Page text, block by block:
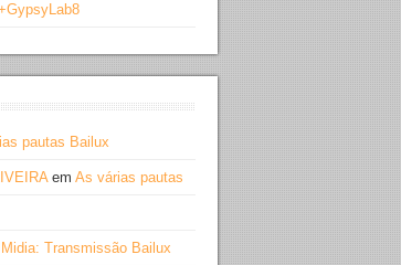
pautas Bailux
em As várias pautas
Transmissão Bailux